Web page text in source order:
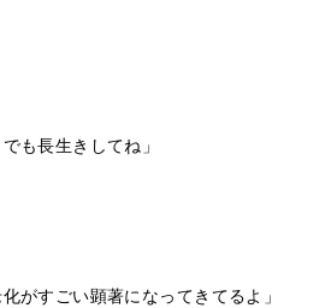
も長生きしてね」
がすごい顕著になってきてるよ」